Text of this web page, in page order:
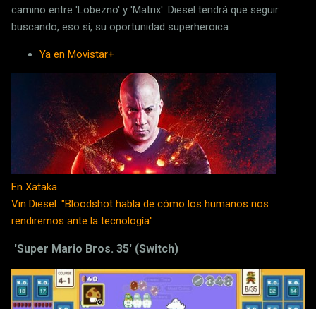
camino entre 'Lobezno' y 'Matrix'. Diesel tendrá que seguir
buscando, eso sí, su oportunidad superheroica.
Ya en Movistar+
En Xataka
Vin Diesel: "Bloodshot habla de cómo los humanos nos
rendiremos ante la tecnología"
'Super Mario Bros. 35' (Switch)